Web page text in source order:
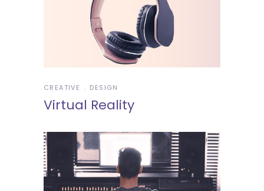
CREATIVE DESIGN
Virtual Reality